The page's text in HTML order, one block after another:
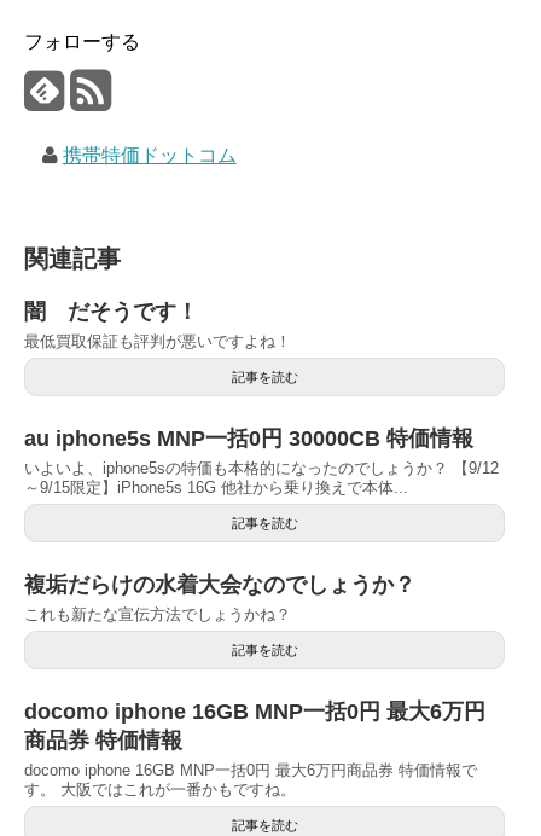
フォローする
携帯特価ドットコム
関連記事
闇 だそうです！
最低買取保証も評判が悪いですよね！
記事を読む
au iphone5s MNP一括0円 30000CB 特価情報
いよいよ、iphone5sの特価も本格的になったのでしょうか？ 【9/12
～9/15限定】iPhone5s 16G 他社から乗り換えで本体...
記事を読む
複垢だらけの水着大会なのでしょうか？
これも新たな宣伝方法でしょうかね？
記事を読む
docomo iphone 16GB MNP一括0円 最大6万円
商品券 特価情報
docomo iphone 16GB MNP一括0円 最大6万円商品券 特価情報で
す。 大阪ではこれが一番かもですね。
記事を読む